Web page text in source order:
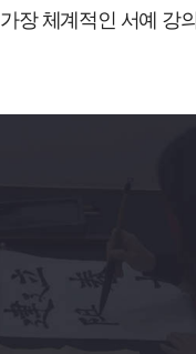
가장 체계적인 서예 강의